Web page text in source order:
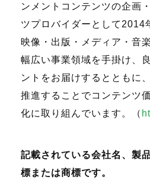
ンメントコンテンツの企画
ツプロバイダーとして 2014
映像・出版・メディア・音楽
幅広い事業領域を手掛け、
ントをお届けするとともに
推進することでコンテンツ
化に取り組んでいます。（
記載されている会社名、製
標または商標です。